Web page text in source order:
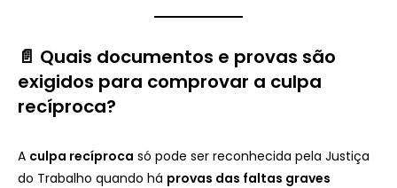
📄 Quais documentos e provas são
exigidos para comprovar a culpa
recíproca?
A culpa recíproca só pode ser reconhecida pela Justiça
do Trabalho quando há provas das faltas graves